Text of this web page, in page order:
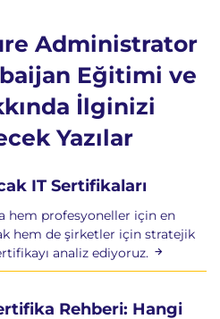
Sets
ve Containers
Administrator
Eğitimi ve
İlginizi
Yazılar
IT Sertifikaları
hem profesyoneller için en
hem de şirketler için stratejik
analiz ediyoruz.
Rehberi: Hangi